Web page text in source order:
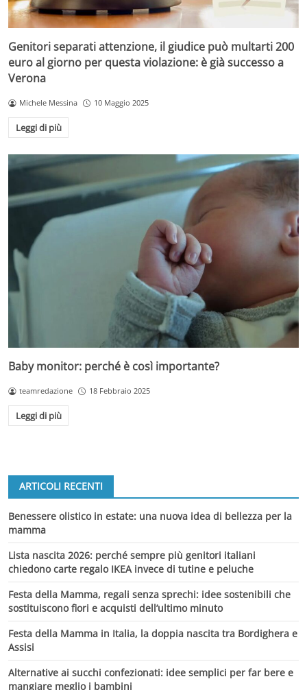
Genitori separati attenzione, il giudice può multarti 200
euro al giorno per questa violazione: è già successo a
Verona
Michele Messina 10 Maggio 2025
Leggi di più
Baby monitor: perché è così importante?
teamredazione 18 Febbraio 2025
Leggi di più
ARTICOLI RECENTI
Benessere olistico in estate: una nuova idea di bellezza per la
mamma
Lista nascita 2026: perché sempre più genitori italiani
chiedono carte regalo IKEA invece di tutine e peluche
Festa della Mamma, regali senza sprechi: idee sostenibili che
sostituiscono fiori e acquisti dell’ultimo minuto
Festa della Mamma in Italia, la doppia nascita tra Bordighera e
Assisi
Alternative ai succhi confezionati: idee semplici per far bere e
mangiare meglio i bambini